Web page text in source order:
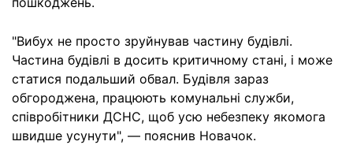
"Вибух не просто зруйнував частину будівлі.
Частина будівлі в досить критичному стані, і може
статися подальший обвал. Будівля зараз
обгороджена, працюють комунальні служби,
співробітники ДСНС, щоб усю небезпеку якомога
швидше усунути", — пояснив Новачок.